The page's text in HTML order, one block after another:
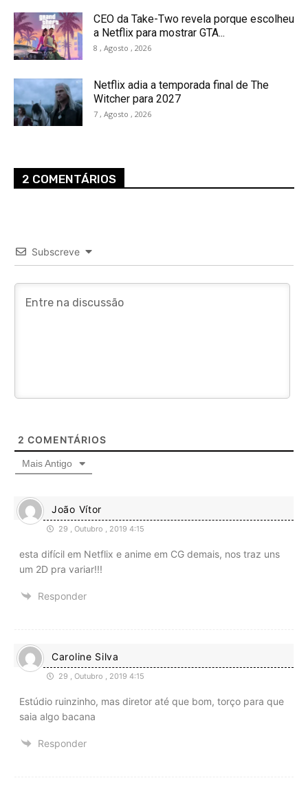
CEO da Take-Two revela porque escolheu
a Netflix para mostrar GTA...
8 , Agosto , 2026
Netflix adia a temporada final de The
Witcher para 2027
7 , Agosto , 2026
2 COMENTÁRIOS
Subscreve
2 COMENTÁRIOS
Mais Antigo
João Vítor
29 , Outubro , 2019 4:15
esta difícil em Netflix e anime em CG demais, nos traz uns
um 2D pra variar!!!
Responder
Caroline Silva
29 , Outubro , 2019 4:15
Estúdio ruinzinho, mas diretor até que bom, torço para que
saia algo bacana
Responder